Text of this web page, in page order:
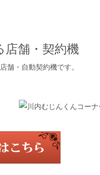
舗・契約機
舗・自動契約機です。